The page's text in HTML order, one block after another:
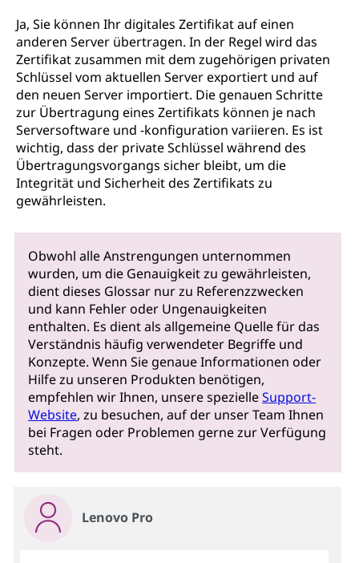
Ja, Sie können Ihr digitales Zertifikat auf einen
anderen Server übertragen. In der Regel wird das
Zertifikat zusammen mit dem zugehörigen privaten
Schlüssel vom aktuellen Server exportiert und auf
den neuen Server importiert. Die genauen Schritte
zur Übertragung eines Zertifikats können je nach
Serversoftware und -konfiguration variieren. Es ist
wichtig, dass der private Schlüssel während des
Übertragungsvorgangs sicher bleibt, um die
Integrität und Sicherheit des Zertifikats zu
gewährleisten.
Obwohl alle Anstrengungen unternommen
wurden, um die Genauigkeit zu gewährleisten,
dient dieses Glossar nur zu Referenzzwecken
und kann Fehler oder Ungenauigkeiten
enthalten. Es dient als allgemeine Quelle für das
Verständnis häufig verwendeter Begriffe und
Konzepte. Wenn Sie genaue Informationen oder
Hilfe zu unseren Produkten benötigen,
empfehlen wir Ihnen, unsere spezielleSupport-
Website, zu besuchen, auf der unser Team Ihnen
bei Fragen oder Problemen gerne zur Verfügung
steht.
Lenovo Pro